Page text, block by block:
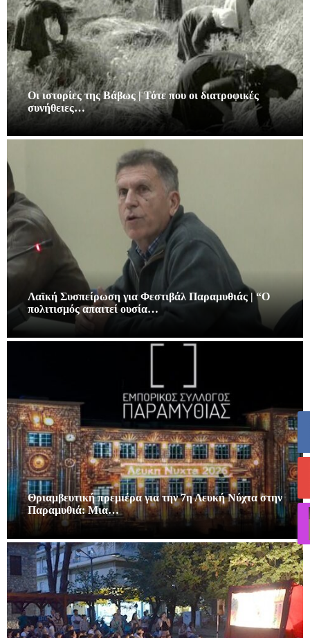
Οι ιστορίες της Βάβως | Τότε που οι διατροφικές
συνήθειες…
Λαϊκή Συσπείρωση για Φεστιβάλ Παραμυθιάς | “Ο
πολιτισμός απαιτεί ουσία…
Θριαμβευτική πρεμιέρα για την 7η Λευκή Νύχτα στην
Παραμυθιά: Μια…